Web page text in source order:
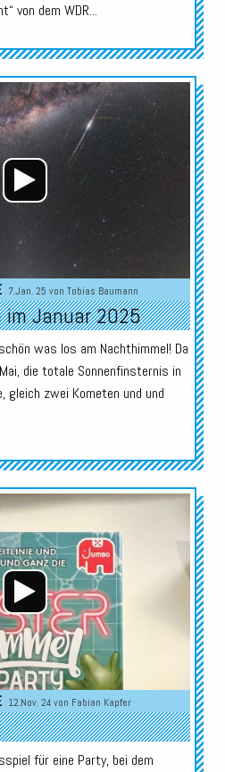
von dem WDR...
Audio-
Player
7.Jan. 25 von Tobias Baumann
Januar 2025
was los am Nachthimmel! Da
die totale Sonnenfinsternis in
gleich zwei Kometen und und
Audio-
Player
12.Nov. 24 von Fabian Kapfer
für eine Party, bei dem